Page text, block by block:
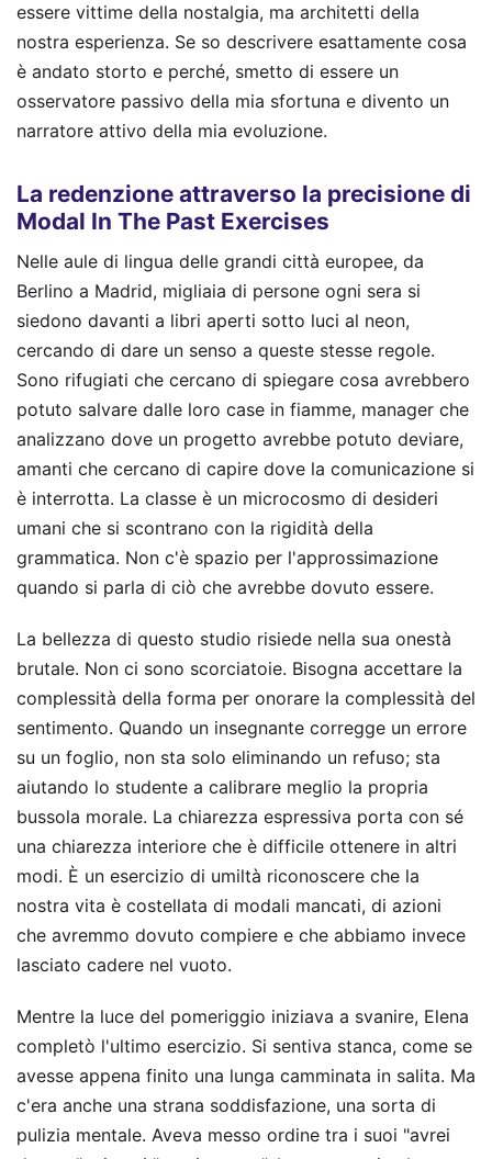
essere vittime della nostalgia, ma architetti della
nostra esperienza. Se so descrivere esattamente cosa
è andato storto e perché, smetto di essere un
osservatore passivo della mia sfortuna e divento un
narratore attivo della mia evoluzione.
La redenzione attraverso la precisione di
Modal In The Past Exercises
Nelle aule di lingua delle grandi città europee, da
Berlino a Madrid, migliaia di persone ogni sera si
siedono davanti a libri aperti sotto luci al neon,
cercando di dare un senso a queste stesse regole.
Sono rifugiati che cercano di spiegare cosa avrebbero
potuto salvare dalle loro case in fiamme, manager che
analizzano dove un progetto avrebbe potuto deviare,
amanti che cercano di capire dove la comunicazione si
è interrotta. La classe è un microcosmo di desideri
umani che si scontrano con la rigidità della
grammatica. Non c'è spazio per l'approssimazione
quando si parla di ciò che avrebbe dovuto essere.
La bellezza di questo studio risiede nella sua onestà
brutale. Non ci sono scorciatoie. Bisogna accettare la
complessità della forma per onorare la complessità del
sentimento. Quando un insegnante corregge un errore
su un foglio, non sta solo eliminando un refuso; sta
aiutando lo studente a calibrare meglio la propria
bussola morale. La chiarezza espressiva porta con sé
una chiarezza interiore che è difficile ottenere in altri
modi. È un esercizio di umiltà riconoscere che la
nostra vita è costellata di modali mancati, di azioni
che avremmo dovuto compiere e che abbiamo invece
lasciato cadere nel vuoto.
Mentre la luce del pomeriggio iniziava a svanire, Elena
completò l'ultimo esercizio. Si sentiva stanca, come se
avesse appena finito una lunga camminata in salita. Ma
c'era anche una strana soddisfazione, una sorta di
pulizia mentale. Aveva messo ordine tra i suoi "avrei